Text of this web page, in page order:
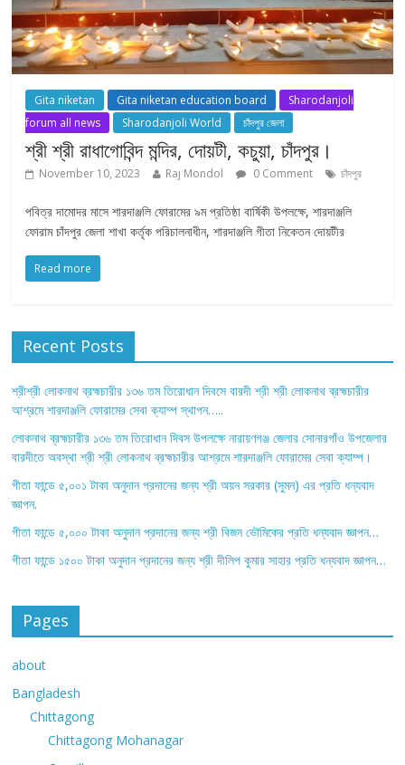
Gita niketan Gita niketan education board
Sharodanjoli
forum all news
Sharodanjoli World চাঁদপুর জেলা
শ্রী শ্রী রাধাগোবিন্দ মন্দির, দোয়টী, কচুয়া, চাঁদপুর।
November 10, 2023 Raj Mondol 0 Comment চাঁদপুর
পবিত্র দামোদর মাসে শারদাঞ্জলি ফোরামের ৯ম প্রতিষ্ঠা বার্ষিকী উপলক্ষে, শারদাঞ্জলি
ফোরাম চাঁদপুর জেলা শাখা কর্তৃক পরিচালনাধীন, শারদাঞ্জলি গীতা নিকেতন দোয়টীর
Read more
Recent Posts
শ্রীশ্রী লোকনাথ ব্রহ্মচারীর ১৩৬ তম তিরোধান দিবসে বারদী শ্রী শ্রী লোকনাথ ব্রহ্মচারীর
আশ্রমে শারদাঞ্জলি ফোরামের সেবা ক্যাম্প স্থাপন…..
লোকনাথ ব্রহ্মচারীর ১৩৬ তম তিরোধান দিবস উপলক্ষে নারায়ণগঞ্জ জেলার সোনারগাঁও উপজেলার
বারদীতে অবস্থা শ্রী শ্রী লোকনাথ ব্রহ্মচারীর আশ্রমে শারদাঞ্জলি ফোরামের সেবা ক্যাম্প।
গীতা ফান্ডে ৫,০০১ টাকা অনুদান প্রদানের জন্য শ্রী অয়ন সরকার (সুমন) এর প্রতি ধন্যবাদ
জ্ঞাপন.
গীতা ফান্ডে ৫,০০০ টাকা অনুদান প্রদানের জন্য শ্রী বিজন ভৌমিকের প্রতি ধন্যবাদ জ্ঞাপন…
গীতা ফান্ডে ১৫০০ টাকা অনুদান প্রদানের জন্য শ্রী দীলিপ কুমার সাহার প্রতি ধন্যবাদ জ্ঞাপন…
Pages
about
Bangladesh
Chittagong
Chittagong Mohanagar